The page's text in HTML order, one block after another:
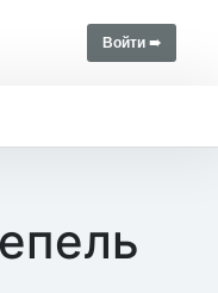
Войти ➠